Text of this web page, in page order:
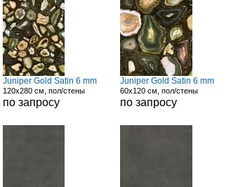
Juniper Gold Satin 6 mm
120x280 см, пол/стены
по запросу
Juniper Gold Satin 6 mm
60x120 см, пол/стены
по запросу